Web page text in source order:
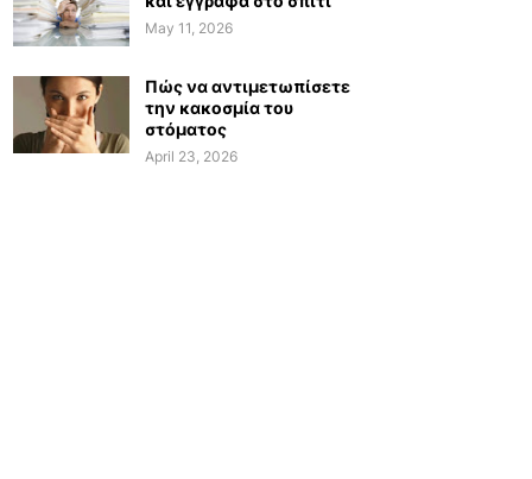
May 11, 2026
Πώς να αντιμετωπίσετε
την κακοσμία του
στόματος
April 23, 2026